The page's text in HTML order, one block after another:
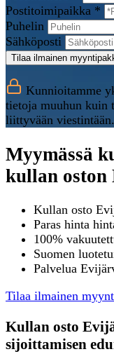
Postitoimipaikka *
Puhelin
Sähköposti
Tilaa ilmainen
Kunnioitamme
tietoja muuhun kuin
liittyvään viestintään.
Myymässä
kullan
Kullan osto
Paras hinta
100%
Suomen
Palvelua
Tilaa ilmainen
Kullan osto
sijoittamisen